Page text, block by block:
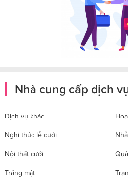
Nhà cung cấp dịch
Dịch vụ khác
Nghi thức lễ cưới
Nội thất cưới
Trăng mật